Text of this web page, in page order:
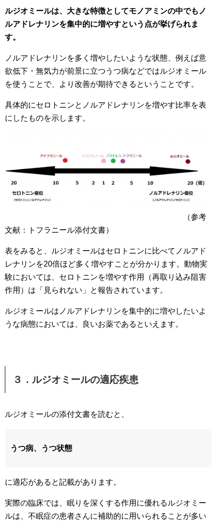
ルジオミールは、大きな特徴としてモノアミンの中でもノ
ルアドレナリンを集中的に増やすという点が挙げられま
す。
ノルアドレナリンを多く増やしたいような状態、例えば意
欲低下・無気力が前景に立つうつ病などではルジオミール
を使うことで、より改善が期待できるということです。
具体的にセロトニンとノルアドレナリンを増やす比率を表
にしたものを示します。
（参考
文献：トフラニール添付文書）
表をみると、ルジオミールはセロトニンに比べてノルアド
レナリンを20倍ほど多く増やすことが分かります。動物実
験においては、セロトニンを増やす作用（再取り込み阻害
作用）は「見られない」と報告されています。
ルジオミールはノルアドレナリンを集中的に増やしたいよ
うな病態においては、良いお薬であるといえます。
３．ルジオミールの適応疾患
ルジオミールの添付文書を読むと、
うつ病、うつ状態
に適応があると記載があります。
実際の臨床では、眠りを深くする作用に優れるルジオミー
ルは、不眠症の患者さんに補助的に用いられることが多い